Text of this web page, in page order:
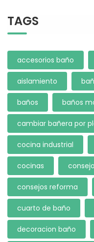
TAGS
accesorios baño
aislamiento
baños baños
cambiar bañera por
cocina industrial
cocinas
consejos reforma
cuarto de baño
decoracion baño